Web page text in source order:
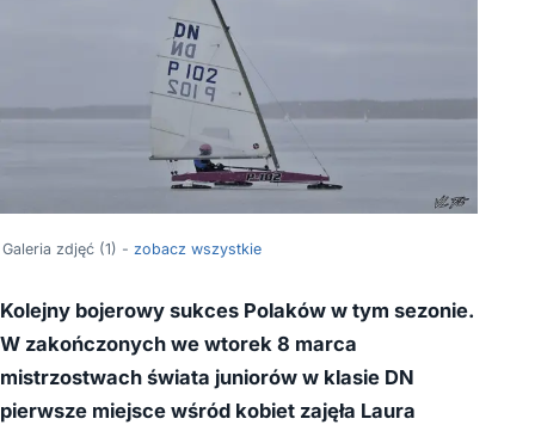
Galeria zdjęć (1) - zobacz wszystkie
Kolejny bojerowy sukces Polaków w tym sezonie.
W zakończonych we wtorek 8 marca
mistrzostwach świata juniorów w klasie DN
pierwsze miejsce wśród kobiet zajęła Laura